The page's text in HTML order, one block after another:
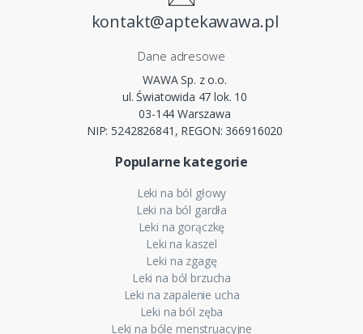
kontakt@aptekawawa.pl
Dane adresowe
WAWA Sp. z o.o.
ul. Światowida 47 lok. 10
03-144 Warszawa
NIP: 5242826841, REGON: 366916020
Popularne kategorie
Leki na ból głowy
Leki na ból gardła
Leki na gorączkę
Leki na kaszel
Leki na zgagę
Leki na ból brzucha
Leki na zapalenie ucha
Leki na ból zęba
Leki na bóle menstruacyjne